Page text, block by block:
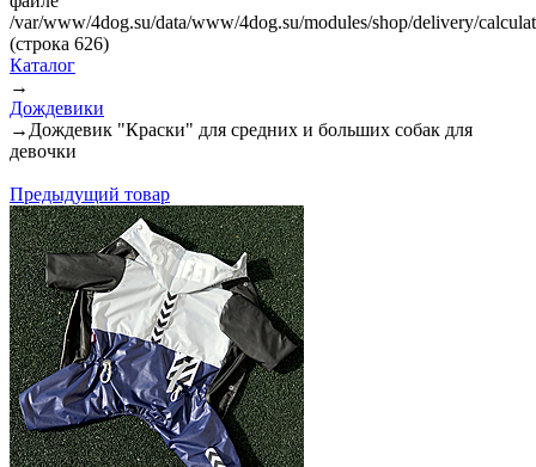
/var/www/4dog.su/data/www/4dog.su/modules/shop/delivery/
(строка 626)
Каталог
→
Дождевики
→ Дождевик "Краски" для средних и больших собак для
девочки
Предыдущий товар